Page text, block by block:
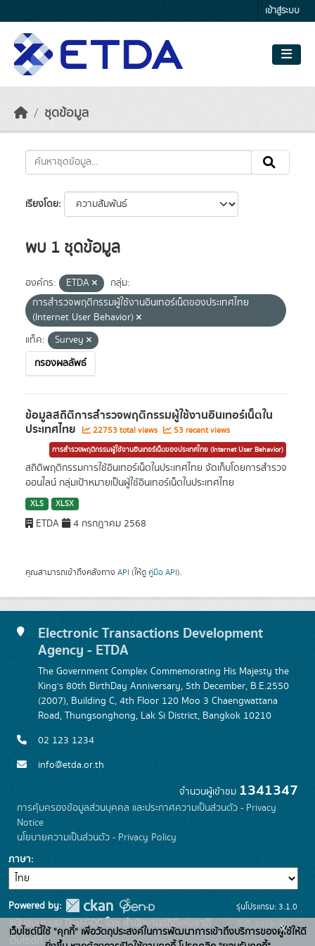
เข้าสู่ระบบ
ชุดข้อมูล
เรียงโดย
พบ 1 ชุดข้อมูล
องค์กร: ETDA
กลุ่ม:
การสำรวจพฤติกรรมผู้ใช้งานอินเทอร์เน็ตของประเทศไทย
(Internet User Behavior)
แท็ค:
Survey
กรองผลลัพธ์
ข้อมูลสถิติการสำรวจพฤติกรรมผู้ใช้งานอินเทอร์เน็ตใน
ประเทศไทย 22753 total views 53 recent views
การสำรวจพฤติกรรมผู้ใช้งานอินเทอร์เน็ตของประเทศไทย (Internet User Behavior)
สถิติพฤติกรรมการใช้อินเทอร์เน็ตในประเทศไทย จัดเก็บโดยการสำรวจ
ออนไลน์ กลุ่มเป้าหมายเป็นผู้ใช้อินเทอร์เน็ตในประเทศไทย
XLS XLSX
ETDA 4 กรกฎาคม 2568
คุณสามารถเข้าถึงคลังทาง API (ให้ดู คู่มือ API).
Electronic Transactions Development
Agency - ETDA
The Government Complex Commemorating His Majesty the
King's 80th BirthDay Anniversary, 5th December, B.E.2550
(2007), Building C, 4th Floor 120 Moo 3 Chaengwattana
Road, Thungsonghong, Lak Si District, Bangkok 10210
02 123 1234
info@etda.or.th
จำนวนผู้เข้าชม 1341347
การคุ้มครองข้อมูลส่วนบุคคล และประกาศความเป็นส่วนตัว - Privacy
Notice
นโยบายความเป็นส่วนตัว - Privacy Policy
ภาษา
Powered by:
สนับสนุนระบบ Thai-GDC โดย สำนักงานสถิติแห่งชาติ
เว็บไซต์ที่
รุ่นโปรแกรม: 3.1.0
วันที่: 2026-06-
เว็บไซต์นี้ใช้ "คุกกี้" เพื่อวัตถุประสงค์ในการพัฒนาการเข้าถึงบริการของผู้ใช้ให้ดี
x